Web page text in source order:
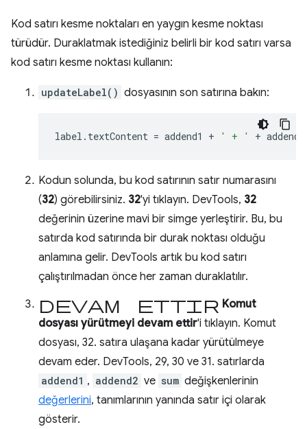
Kod satırı kesme noktaları en yaygın kesme noktası
türüdür. Duraklatmak istediğiniz belirli bir kod satırı varsa
kod satırı kesme noktası kullanın:
updateLabel() dosyasının son satırına bakın:
label . textContent = addend1 + ' + ' + addend2
Kodun solunda, bu kod satırının satır numarasını
(32) görebilirsiniz. 32'yi tıklayın. DevTools, 32
değerinin üzerine mavi bir simge yerleştirir. Bu, bu
satırda kod satırında bir durak noktası olduğu
anlamına gelir. DevTools artık bu kod satırı
çalıştırılmadan önce her zaman duraklatılır.
Devam ettir Komut
dosyası yürütmeyi devam ettir'i tıklayın. Komut
dosyası, 32. satıra ulaşana kadar yürütülmeye
devam eder. DevTools, 29, 30 ve 31. satırlarda
addend1 , addend2 ve sum değişkenlerinin
değerlerini, tanımlarının yanında satır içi olarak
gösterir.